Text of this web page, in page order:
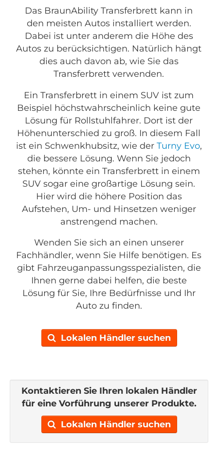
Das BraunAbility Transferbrett kann in
den meisten Autos installiert werden.
Dabei ist unter anderem die Höhe des
Autos zu berücksichtigen. Natürlich hängt
dies auch davon ab, wie Sie das
Transferbrett verwenden.
Ein Transferbrett in einem SUV ist zum
Beispiel höchstwahrscheinlich keine gute
Lösung für Rollstuhlfahrer. Dort ist der
Höhenunterschied zu groß. In diesem Fall
ist ein Schwenkhubsitz, wie der Turny Evo,
die bessere Lösung. Wenn Sie jedoch
stehen, könnte ein Transferbrett in einem
SUV sogar eine großartige Lösung sein.
Hier wird die höhere Position das
Aufstehen, Um- und Hinsetzen weniger
anstrengend machen.
Wenden Sie sich an einen unserer
Fachhändler, wenn Sie Hilfe benötigen. Es
gibt Fahrzeuganpassungsspezialisten, die
Ihnen gerne dabei helfen, die beste
Lösung für Sie, Ihre Bedürfnisse und Ihr
Auto zu finden.
Lokalen Händler suchen
Kontaktieren Sie Ihren lokalen Händler
für eine Vorführung unserer Produkte.
Lokalen Händler suchen